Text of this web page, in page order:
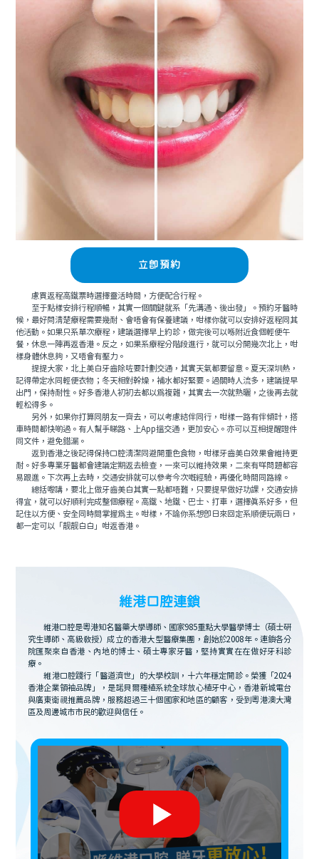
立即預約
慮買返程高鐵票時選擇靈活時間，方便配合行程。
至于點樣安排行程順暢，其實一個關鍵就系「先溝通、後出發」。預約牙醫時
候，最好問清楚療程需要幾耐、會唔會有保養建議，咁樣你就可以安排好返程同其
他活動。如果只系單次療程，建議選擇早上約診，做完後可以喺附近食個輕便午
餐，休息一陣再返香港。反之，如果系療程分階段進行，就可以分開幾次北上，咁
樣身體休息夠，又唔會有壓力。
提提大家，北上美白牙齒除咗要計劃交通，其實天氣都要留意。夏天深圳熱，
記得帶定水同輕便衣物；冬天相對幹燥，補水都好緊要。過關時人流多，建議提早
出門，保持耐性。好多香港人初初去都以爲複雜，其實去一次就熟曬，之後再去就
輕松得多。
另外，如果你打算同朋友一齊去，可以考慮結伴同行，咁樣一路有伴傾計，搭
車時間都快啲過。有人幫手睇路、上App搵交通，更加安心。亦可以互相提醒證件
同文件，避免錯漏。
返到香港之後記得保持口腔清潔同避開重色食物，咁樣牙齒美白效果會維持更
耐。好多專業牙醫都會建議定期返去檢查，一來可以維持效果，二來有咩問題都容
易跟進。下次再上去時，交通安排就可以參考今次嘅經驗，再優化時間同路線。
總括嚟講，要北上做牙齒美白其實一點都唔難，只要提早做好功課，交通安排
得宜，就可以好順利完成整個療程。高鐵、地鐵、巴士、打車，選擇真系好多，但
記住以方便、安全同時間掌握爲主。咁樣，不論你系想即日來回定系順便玩兩日，
都一定可以「靓靓白白」咁返香港。
維港口腔連鎖
維港口腔是粵港知名醫藥大學導師、國家985重點大學醫學博士（碩士研
究生導師、高級教授）成立的香港大型醫療集團，創始於2008年。連鎖各分
院匯聚來自香港、內地的博士、碩士專家牙醫，堅持實實在在做好牙科診
療。
維港口腔踐行「醫道濟世」的大學校訓，十六年穩定開診。榮獲「2024
香港企業領袖品牌」，是諾貝爾種植系統全球放心植牙中心，香港新城電台
與廣東衛視推薦品牌，服務超過三十個國家和地區的顧客，受到粵港澳大灣
區及周邊城市市民的歡迎與信任。